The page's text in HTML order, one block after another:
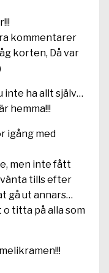
kommentarer
korten, Då var
inte ha allt själv…
hemma!!!
igång med
men inte fått
tills efter
gå ut annars…
o titta på alla som